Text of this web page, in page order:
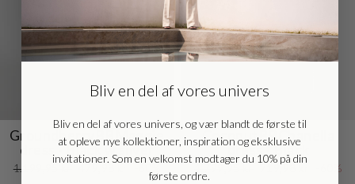
Danmark - DK
EU - EUEUR
Nederlands - NL
Deutschland - DEEUR
GroundberryBBMaggie
dress - Black w silver
Normalpris
1.199,95 kr
CoconutBBChanella
dress - Black
Normalpris
1.799,95 kr Udsalgspris
719,98 kr -60%
Bliv en del af vores univers
Bliv en del af vores univers, og vær blandt de første til
at opleve nye kollektioner, inspiration og eksklusive
invitationer. Som en velkomst modtager du 10% på din
første ordre.